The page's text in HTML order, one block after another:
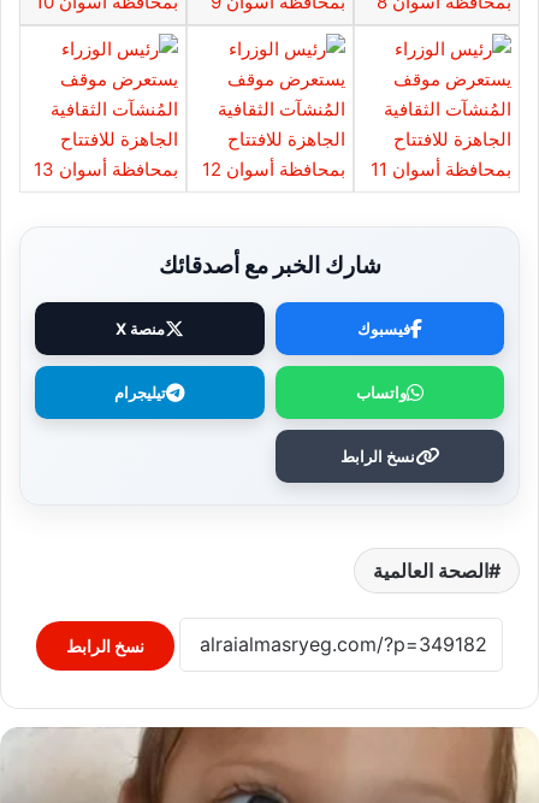
شارك الخبر مع أصدقائك
فيسبوك منصة X
واتساب تيليجرام
نسخ الرابط
الصحة العالمية
نسخ الرابط